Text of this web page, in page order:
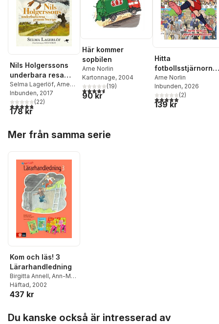
Nils Holgerssons
underbara resa
genom Sverige
Selma Lagerlöf, Arne
Norlin
Inbunden, 2017
4,8utav 5 stjärnor. Totalt antal röster:
(22)
178 kr
Här kommer
sopbilen
Arne Norlin
Kartonnage, 2004
4,6utav 5 stjärnor. Totalt antal röster:
(19)
90 kr
Hitta
VM-hjältar
Arne Norlin
Inbunden, 2026
5,0utav 5 stjärnor.
(2)
139 kr
Mer från samma serie
Kom och läs! 3
Lärarhandledning
Birgitta Annell, Ann-Mari
Berggren,Ingvar
Lundberg
Häftad, 2002
437 kr
Du kanske också är intresserad av